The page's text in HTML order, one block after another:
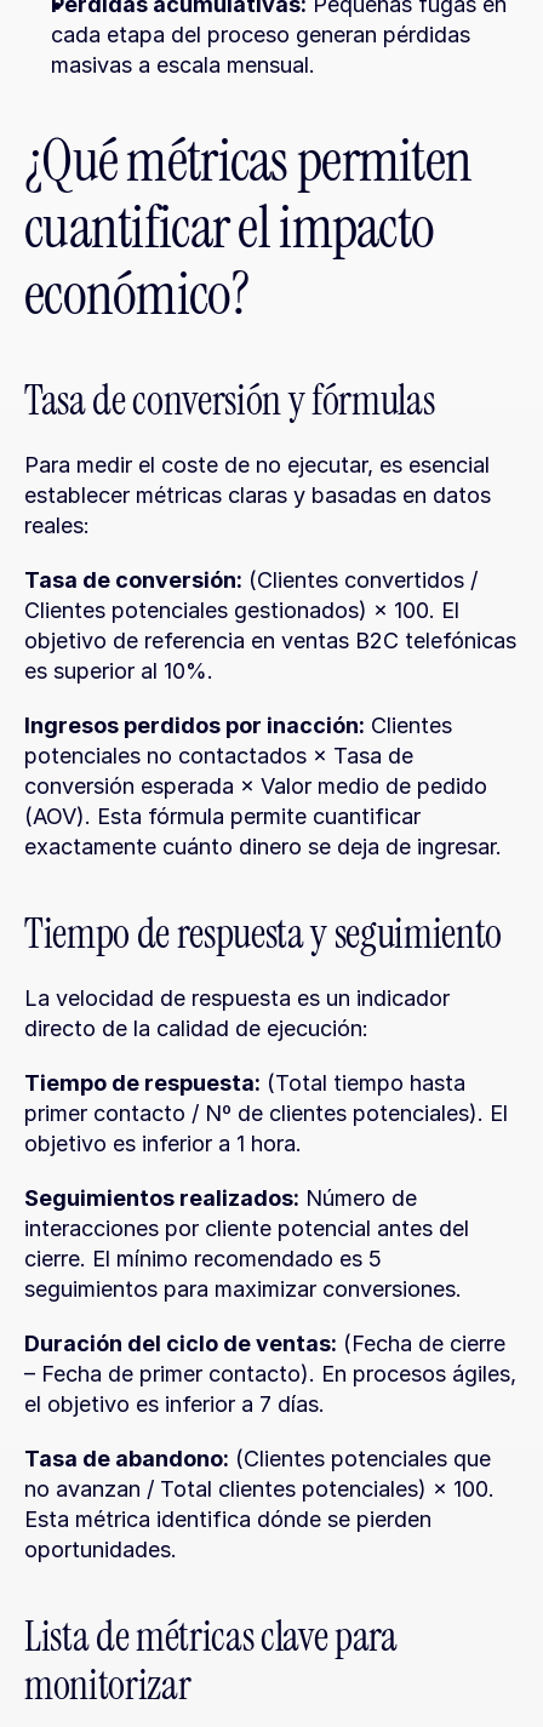
cada etapa del proceso generan pérdidas
masivas a escala mensual.
¿Qué métricas permiten
cuantificar el impacto
económico?
Tasa de conversión y fórmulas
Para medir el coste de no ejecutar, es esencial
establecer métricas claras y basadas en datos
reales:
Tasa de conversión: (Clientes convertidos /
Clientes potenciales gestionados) × 100. El
objetivo de referencia en ventas B2C telefónicas
es superior al 10%.
Ingresos perdidos por inacción: Clientes
potenciales no contactados × Tasa de
conversión esperada × Valor medio de pedido
(AOV). Esta fórmula permite cuantificar
exactamente cuánto dinero se deja de ingresar.
Tiempo de respuesta y seguimiento
La velocidad de respuesta es un indicador
directo de la calidad de ejecución:
Tiempo de respuesta: (Total tiempo hasta
primer contacto / Nº de clientes potenciales). El
objetivo es inferior a 1 hora.
Seguimientos realizados: Número de
interacciones por cliente potencial antes del
cierre. El mínimo recomendado es 5
seguimientos para maximizar conversiones.
Duración del ciclo de ventas: (Fecha de cierre
– Fecha de primer contacto). En procesos ágiles,
el objetivo es inferior a 7 días.
Tasa de abandono: (Clientes potenciales que
no avanzan / Total clientes potenciales) × 100.
Esta métrica identifica dónde se pierden
oportunidades.
Lista de métricas clave para
monitorizar